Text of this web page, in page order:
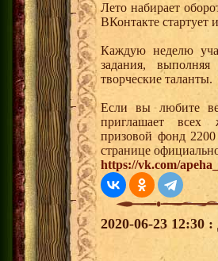
Лето набирает
ВКонтакте стартует
Каждую неделю
задания,
творческие таланты.
Если вы любите
приглашает всех
призовой фонд
странице
https://vk.com/
2020-06-23 12:30